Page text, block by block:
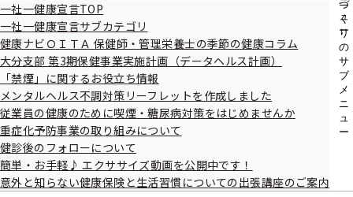
ュ
ー
づ
く
り
の
サ
ブ
メ
ニ
ュ
ー
一社一健康宣言TOP
一社一健康宣言サブカテゴリ
健康ナビＯＩＴＡ 保健師・管理栄養士の季節の健康コラム
大分支部 第3期保健事業実施計画（データヘルス計画）
「禁煙」に関するお役立ち情報
メンタルヘルス不調対策リーフレットを作成しました
従業員の健康のために喫煙・糖尿病対策をはじめませんか
重症化予防事業の取り組みについて
健診後のフォローについて
簡単・お手軽♪ エクササイズ動画を公開中です！
意外と知らない健康保険と生活習慣についての出張講座のご案内
開催案内
資料
議事録
令和5年度第1回大分支部評議会
令和05年07月12日開催
開催案内
資料
議事録